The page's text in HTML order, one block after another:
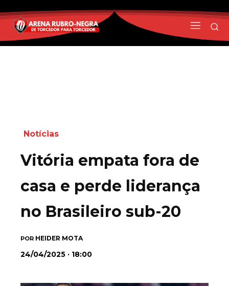
Notícias
Vitória empata fora de
casa e perde liderança
no Brasileiro sub-20
POR HEIDER MOTA
24/04/2025 · 18:00